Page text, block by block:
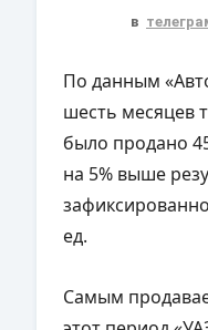
в
По данным
шесть месяцев
было продано
на 5% выше
ед.
Самым